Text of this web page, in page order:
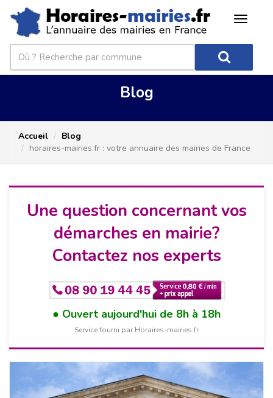
Blog
Accueil
Blog
horaires-mairies.fr : votre annuaire des mairies de France
Une question concernant vos
démarches en mairie?
Contactez nos experts
Ouvert aujourd'hui de 8h à 18h
Service fourni par Horaires-mairies.fr